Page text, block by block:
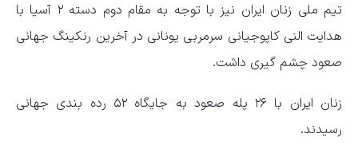
تیم ملی زنان ایران نیز با توجه به مقام دوم دسته ۲ آسیا با
هدایت النی کاپوجیانی سرمربی یونانی در آخرین رنکینگ جهانی
صعود چشم گیری داشت.
زنان ایران با ۲۶ پله صعود به جایگاه ۵۲ رده بندی جهانی
رسیدند.